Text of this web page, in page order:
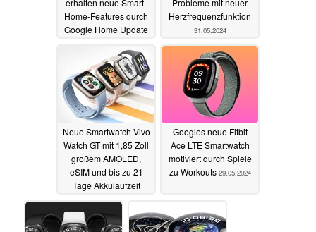
erhalten neue Smart-
Home-Features durch
Google Home Update
Probleme mit neuer
Herzfrequenzfunktion
31.05.2024
Neue Smartwatch Vivo
Watch GT mit 1,85 Zoll
großem AMOLED,
eSIM und bis zu 21
Tage Akkulaufzeit
vorgestellt30.05.2024
Googles neue Fitbit
Ace LTE Smartwatch
motiviert durch Spiele
zu Workouts 29.05.2024